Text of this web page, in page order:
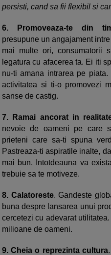
persisti, cand sa fii flexibil si
6. Promoveaza-te din
presupune un angajament
mai multe ori, consumatorii
legatura cu afacerea ta. Ei iti
nu-ti amana intrarea pe
activitatea si ti-o promovezi
sanse de castig.
7. Ramai ancorat in
nevoie de oameni pe care
prieteni care sa-ti spuna
Pastreaza-ti aspiratile inalte,
mai bun. Intotdeauna va
trebuie sa te motiveze.
8. Calatoreste. Gandeste
buna despre lansarea unui
cercetezi cu adevarat
milioane de oameni.
9. Cheia o reprezinta cultura